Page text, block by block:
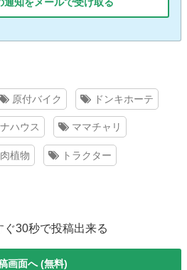
知をメールで受け取る
原付バイク ドンキホーテ
ハウス ママチャリ
植物 トラクター
ぐ30秒で投稿出来る
画面へ (無料)